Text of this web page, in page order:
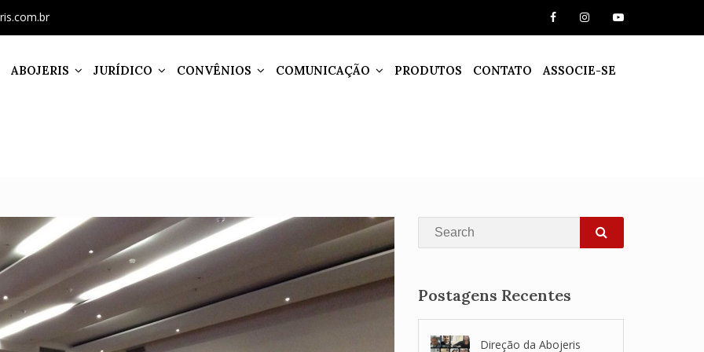
ABOJERIS JURÍDICO CONVÊNIOS COMUNICAÇÃO PRODUTOS CONTATO ASSOCIE-SE
Search
SEARCH
Postagens Recentes
Direção da Abojeris